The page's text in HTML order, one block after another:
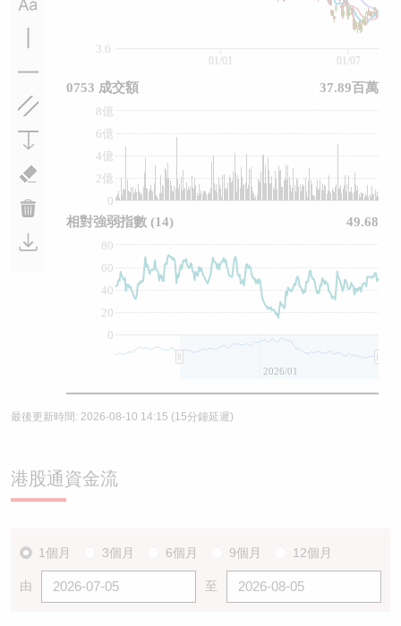
3.6
0
2億
4億
6億
8億
0
20
40
60
80
01/07
01/01
2026/01
0753 成交額 37.89百萬
相對強弱指數 (14) 49.68
最後更新時間: 2026-08-10 14:15 (15分鐘延遲)
港股通資金流
1個月 3個月 6個月 9個月 12個月
由 至